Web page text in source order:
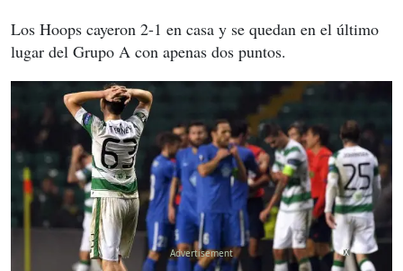
Los Hoops cayeron 2-1 en casa y se quedan en el último
lugar del Grupo A con apenas dos puntos.
X